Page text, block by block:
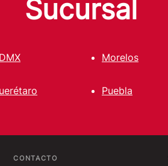
Sucursal
Morelos
Puebla
CONTACTO